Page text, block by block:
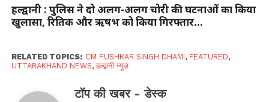
हल्द्वानी : पुलिस ने दो अलग-अलग चोरी की घटनाओं का किया
खुलासा, रितिक और ऋषभ को किया गिरफ्तार…
RELATED TOPICS: CM PUSHKAR SINGH DHAMI, FEATURED,
UTTARAKHAND NEWS,हल्द्वानी न्यूज़
टॉप की खबर - डेस्क